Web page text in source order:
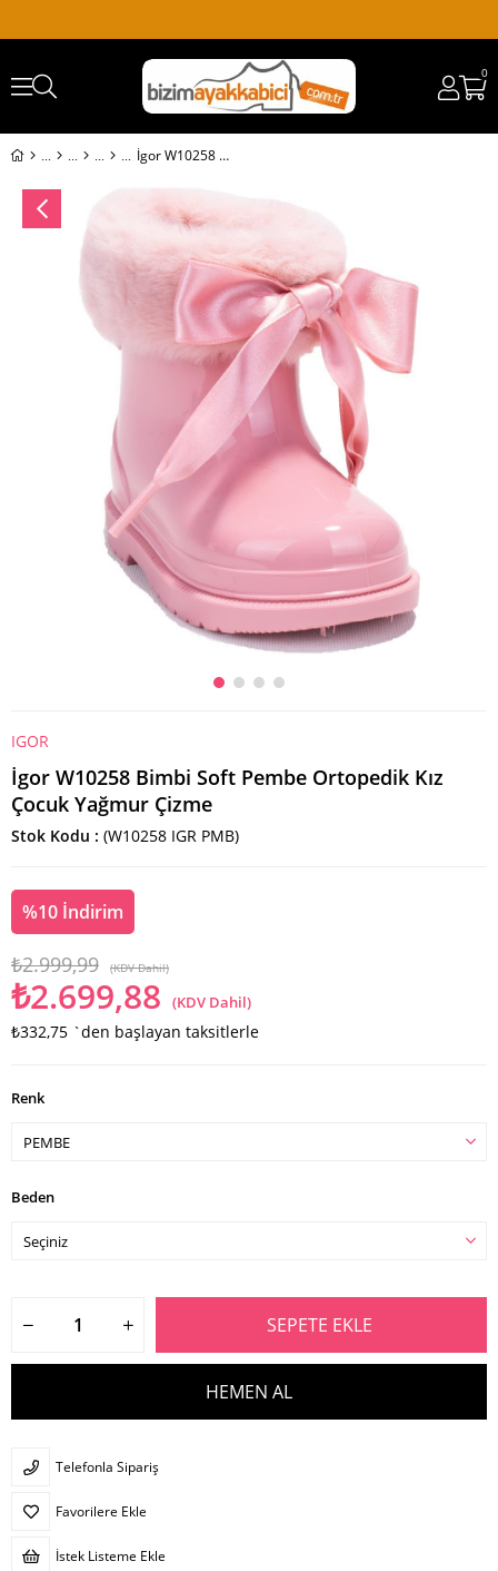
0
İgor W10258 Bimbi Soft Pembe Ortopedik Kız Çocuk Yağmur Çizme
IGOR
İgor W10258 Bimbi Soft Pembe Ortopedik Kız
Çocuk Yağmur Çizme
Stok Kodu (W10258 IGR PMB)
%10 İndirim
₺2.999,99 (KDV Dahil)
₺2.699,88 (KDV Dahil)
₺332,75 `den başlayan taksitlerle
Renk
Beden
Telefonla Sipariş
Favorilere Ekle
İstek Listeme Ekle